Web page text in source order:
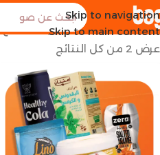
Skip to navigation
Skip to main content
الرئيسية العلامة التجارية للمنتج
عرض ⁦2⁩ من كل النتائج